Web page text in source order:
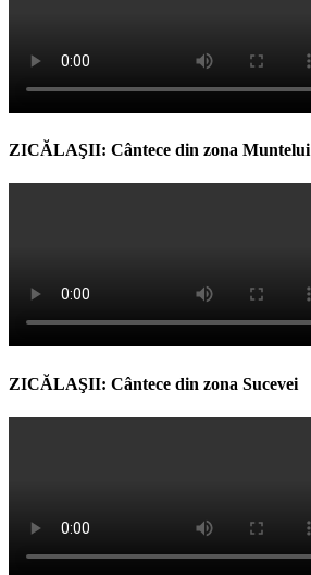
ZICĂLAŞII: Cântece din zona Muntelui
ZICĂLAŞII: Cântece din zona Sucevei